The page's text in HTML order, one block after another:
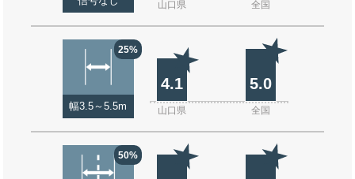
山口県 全国
25%
幅3.5～5.5m
4.1 5.0
山口県 全国
50%